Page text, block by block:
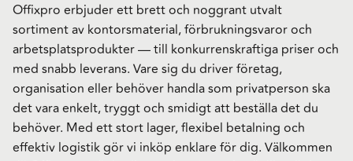
Offixpro erbjuder ett brett och noggrant utvalt
sortiment av kontorsmaterial, förbrukningsvaror och
arbetsplatsprodukter — till konkurrenskraftiga priser och
med snabb leverans. Vare sig du driver företag,
organisation eller behöver handla som privatperson ska
det vara enkelt, tryggt och smidigt att beställa det du
behöver. Med ett stort lager, flexibel betalning och
effektiv logistik gör vi inköp enklare för dig. Välkommen